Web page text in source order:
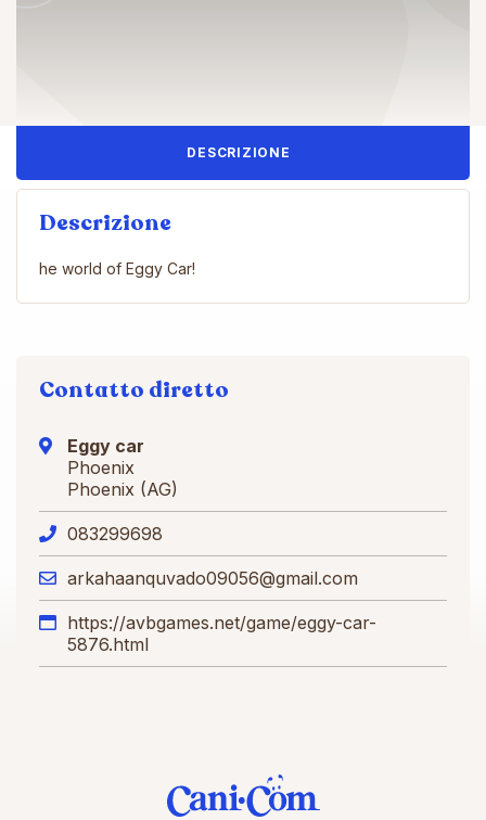
DESCRIZIONE
Descrizione
he world of Eggy Car!
Contatto diretto
Eggy car
Phoenix
Phoenix (AG)
083299698
arkahaanquvado09056@gmail.com
https://avbgames.net/game/eggy-car-
5876.html